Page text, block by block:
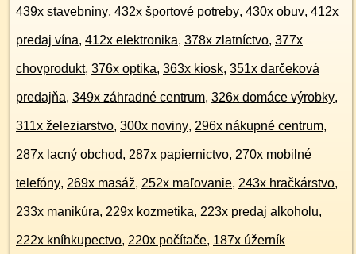
439x stavebniny, 432x športové potreby, 430x obuv, 412x
predaj vína, 412x elektronika, 378x zlatníctvo, 377x
chovprodukt, 376x optika, 363x kiosk, 351x darčeková
predajňa, 349x záhradné centrum, 326x domáce výrobky,
311x železiarstvo, 300x noviny, 296x nákupné centrum,
287x lacný obchod, 287x papiernictvo, 270x mobilné
telefóny, 269x masáž, 252x maľovanie, 243x hračkárstvo,
233x manikúra, 229x kozmetika, 223x predaj alkoholu,
222x kníhkupectvo, 220x počítače, 187x úžerník